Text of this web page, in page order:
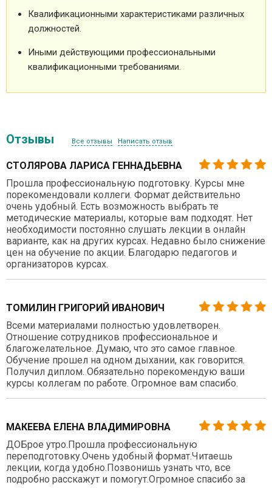
Квалификационными характеристиками различных
должностей.
Иными действующими профессиональными
квалификационными требованиями.
Отзывы Все отзывы Написать отзыв
СТОЛЯРОВА ЛАРИСА ГЕННАДЬЕВНА
Прошла профессиональную подготовку. Курсы мне
порекомендовали коллеги. Формат действительно
очень удобный. Есть возможность выбрать те
методические материалы, которые вам подходят. Нет
необходимости постоянно слушать лекции в онлайн
варианте, как на других курсах. Недавно было снижение
цен на обучение по акции. Благодарю педагогов и
организаторов курсах.
ТОМИЛИН ГРИГОРИЙ ИВАНОВИЧ
Всеми материалами полностью удовлетворен.
Отношение сотрудников профессиональное и
благожелательное. Думаю, что это самое главное.
Обучение прошел на одном дыхании, как говорится.
Получил диплом. Обязательно порекомендую ваши
курсы коллегам по работе. Огромное вам спасибо.
МАКЕЕВА ЕЛЕНА ВЛАДИМИРОВНА
ДОБрое утро.Прошла профессиональную
переподготовку.Очень удобный формат.Читаешь
лекции, когда удобно.Позвонишь узнать что, все
подробно расскажут и помогут.Огромное спасибо за